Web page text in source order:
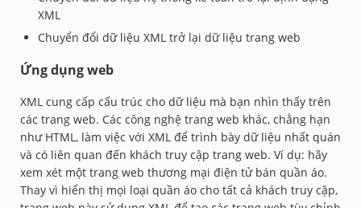
XML
Chuyển đổi dữ liệu XML trở lại dữ liệu trang web
Ứng dụng web
XML cung cấp cấu trúc cho dữ liệu mà bạn nhìn thấy trên
các trang web. Các công nghệ trang web khác, chẳng hạn
như HTML, làm việc với XML để trình bày dữ liệu nhất quán
và có liên quan đến khách truy cập trang web. Ví dụ: hãy
xem xét một trang web thương mại điện tử bán quần áo.
Thay vì hiển thị mọi loại quần áo cho tất cả khách truy cập,